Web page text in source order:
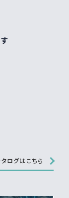
ログはこちら